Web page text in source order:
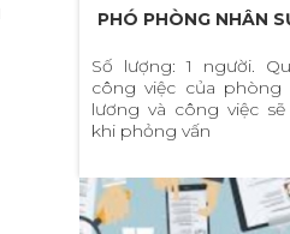
PHÓ PHÒNG NHÂN
Số lượng: 1 người.
công việc của phòng
lương và công việc
khi phỏng vấn